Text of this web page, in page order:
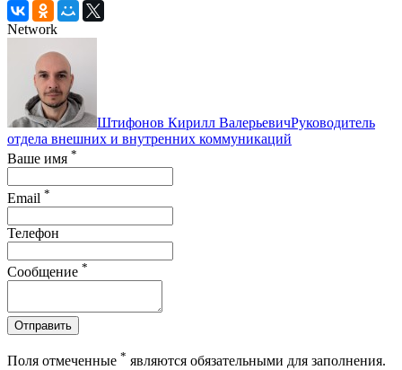
Network
Штифонов Кирилл ВалерьевичРуководитель
отдела внешних и внутренних коммуникаций
Ваше имя *
Email *
Телефон
Сообщение *
Отправить
Поля отмеченные * являются обязательными для заполнения.